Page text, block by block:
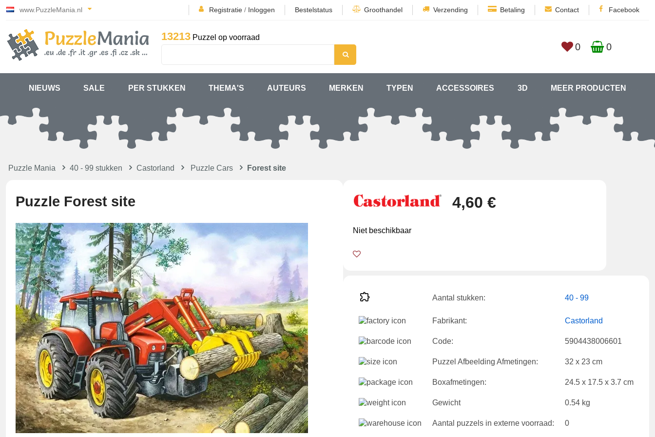
www.PuzzleMania.nl Registratie / Inloggen Bestelstatus Groothandel Verzending Betaling Contact Facebook
13213 Puzzel op voorraad
0 0
NIEUWS SALE PER STUKKEN THEMA'S AUTEURS MERKEN TYPEN ACCESSOIRES 3D MEER PRODUCTEN
Puzzle Mania 40 - 99 stukken Castorland Puzzle Cars Forest site
Puzzle Forest site 4,60 €
Niet beschikbaar
Aantal stukken: 40 - 99
Fabrikant: Castorland
Code: 5904438006601
Puzzel Afbeelding Afmetingen: 32 x 23 cm
Boxafmetingen: 24.5 x 17.5 x 3.7 cm
Gewicht 0.54 kg
Aantal puzzels in externe voorraad: 0